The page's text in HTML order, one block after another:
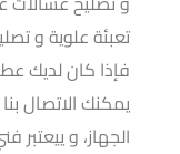
تعبئة علوية و
فإذا كان لديك
يمكنك الاتصال
الجهاز، و